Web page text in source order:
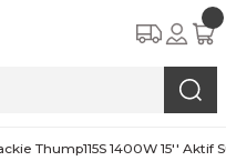
Thump115S 1400W 15'' Aktif